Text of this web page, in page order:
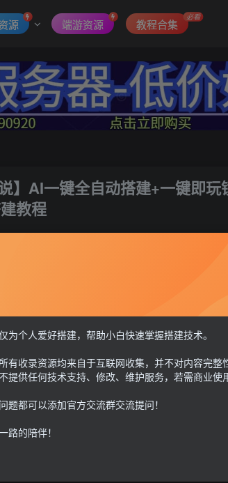
源 端游资源 教程合集
必看
】AI一键全自动搭建+一键即
教程
GM授权后台+安卓苹果双端
G币30 限时特惠
G币 100
个人会员
为个人爱好搭建，帮助小白快速掌握搭建技术。
有收录资源均来自于互联网收集，并不对内容完
提供任何技术支持、修改、维护服务，若需商业使
题都可以添加官方交流群交流提问！
路的陪伴！